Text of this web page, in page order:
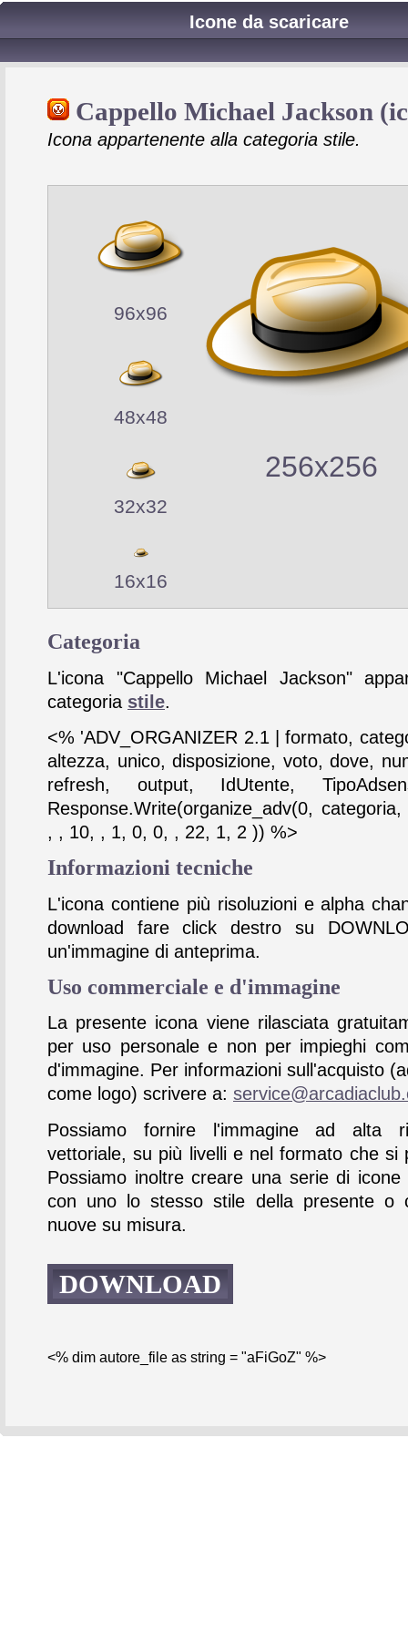
Icone da scaricare
Cappello Michael Jackson
Icona appartenente alla categoria stile.
96x96
48x48
32x32
16x16
256x256
Categoria
L'icona "Cappello Michael Jackson"
categoria stile.
<% 'ADV_ORGANIZER 2.1 | formato,
altezza, unico, disposizione, voto, dove,
refresh, output, IdUtente,
Response.Write(organize_adv(0,
, , 10, , 1, 0, 0, , 22, 1, 2 )) %>
Informazioni tecniche
L'icona contiene più risoluzioni e alpha
download fare click destro su
un'immagine di anteprima.
Uso commerciale e d'immagine
La presente icona viene rilasciata
per uso personale e non per impieghi
d'immagine. Per informazioni sull'acquisto
come logo) scrivere a:
Possiamo fornire l'immagine ad alta
vettoriale, su più livelli e nel formato che si
Possiamo inoltre creare una serie di icone
con uno lo stesso stile della presente o
nuove su misura.
DOWNLOAD
<% dim autore_file as string = "aFiGoZ" %>